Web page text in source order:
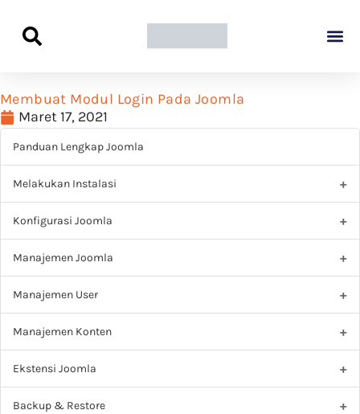
Membuat Modul Login Pada Joomla
Maret 17, 2021
Panduan Lengkap Joomla
Melakukan Instalasi
Konfigurasi Joomla
Manajemen Joomla
Manajemen User
Manajemen Konten
Ekstensi Joomla
Backup & Restore